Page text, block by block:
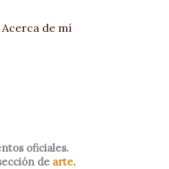
Acerca de mí
oficiales.
de arte.